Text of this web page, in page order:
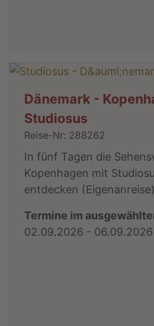
Dänemark -
Studiosus
Reise-Nr: 288262
In fünf Tagen die
Kopenhagen mit
entdecken (Eigenanreise)
Termine im
02.09.2026 - 06.09.2026